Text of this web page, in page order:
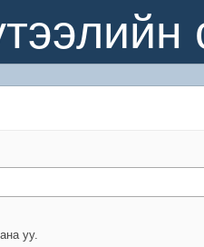
уу.